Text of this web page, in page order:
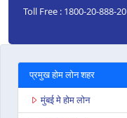
Toll Free : 1800-20-888-20
प्रमुख होम लोन शहर
मुंबई मे होम लोन